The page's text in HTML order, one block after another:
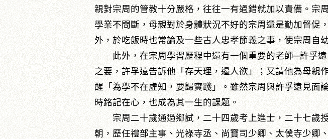
親對宗周的管教十分嚴格，往往一有過錯就加以責備。宗
學業不間斷，母親對於身體狀況不好的宗周還是勤加督促
外，於吃飯時也常論及一些古人忠孝節義之事，使宗周自
此外，在宗周學習歷程中還有一個重要的老師─許孚遠
之要，許孚遠告訴他「存天理，遏人欲」；又請他為母親
醒「為學不在虛知，要歸實踐」。雖然宗周與許孚遠見面
時銘記在心，也成為其一生的課題。
宗周二十歲通過鄉試，二十四歲考上進士，二十七歲
朝，歷任禮部主事、光祿寺丞、尚寶司少卿、太僕寺少卿